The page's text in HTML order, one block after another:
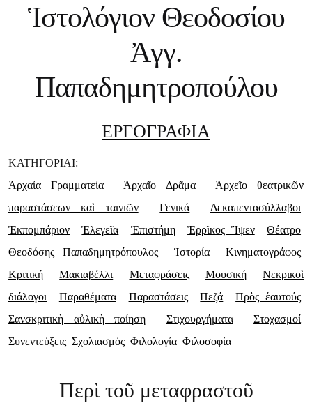
Ἱστολόγιον Θεοδοσίου
Ἀγγ.
Παπαδημητροπούλου
ΕΡΓΟΓΡΑΦΙΑ
ΚΑΤΗΓΟΡΙΑΙ:
Ἀρχαία Γραμματεία
Ἀρχαῖο Δρᾶμα
Ἀρχεῖο θεατρικῶν
παραστάσεων καὶ ταινιῶν
Γενικά
Δεκαπεντασύλλαβοι
Ἐκπομπάριον
Ἐλεγεῖα Ἐπιστήμη Ἑρρῖκος Ἴψεν
Θέατρο
Θεοδόσης Παπαδημητρόπουλος
Ἱστορία
Κινηματογράφος
Κριτική
Μακιαβέλλι Μεταφράσεις Μουσική
Νεκρικοὶ
διάλογοι
Παραθέματα Παραστάσεις Πεζά
Πρὸς ἑαυτούς
Σανσκριτικὴ αὐλικὴ ποίηση
Στιχουργήματα
Στοχασμοί
Συνεντεύξεις Σχολιασμός Φιλολογία Φιλοσοφία
Περὶ τοῦ μεταφραστοῦ